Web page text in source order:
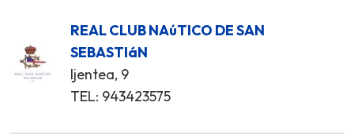
REAL CLUB NAúTICO DE SAN
SEBASTIáN
Ijentea, 9
TEL: 943423575